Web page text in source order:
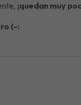
¡quedan muy
(-: